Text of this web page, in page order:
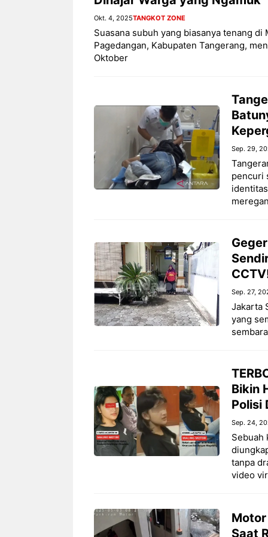
Okt. 4, 2025TANGKOT ZONE
Suasana subuh yang biasanya tenang di
Pagedangan, Kabupaten Tangerang,
Oktober
Sep. 29,
pencuri
Sep. 27,
Jakarta
yang
Bikin
Polisi
Sep. 24,
Sebuah
tanpa
video
Saat